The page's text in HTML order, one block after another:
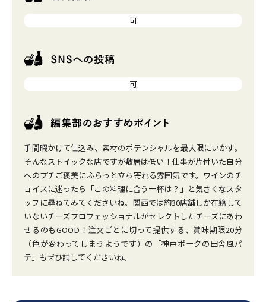
可
可
手間暇かけて仕込み、素材のポテンシャルを最大限にいかす。
そんなストイックな店ですが敷居は低い！仕事が片付いた自分
へのプチご褒美にふらっと立ち寄れる雰囲気です。ワインのチ
ョイスに迷ったら「この料理に合う一杯は？」と気さくなスタ
ッフに尋ねてみてくださいね。関西では約30店舗しか在籍して
いないチーズプロフェッショナルがセレクトしたチーズにあわ
せるのもGOOD！注文ごとに切って提供する、賞味期限20分
（色が変わってしまうようです）の「神戸ポークの田舎風パ
テ」もぜひ試してくださいね。